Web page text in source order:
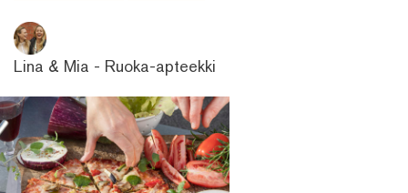
Lina & Mia - Ruoka-apteekki